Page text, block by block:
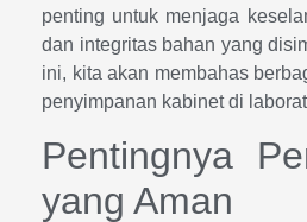
penting untuk menjaga
dan integritas bahan yang
ini, kita akan membahas
penyimpanan kabinet di
Pentingnya
yang Aman